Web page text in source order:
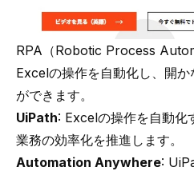
RPA（Robotic Process
Excelの操作を自動化し、開
ができます。
UiPath: Excelの操作を自動化
業務の効率化を推進します。
Automation Anywhere: